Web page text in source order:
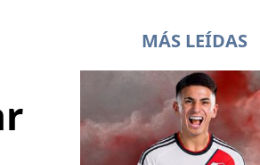
MÁS LEÍDAS